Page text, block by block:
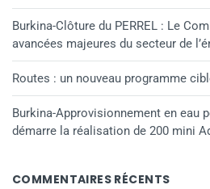
Burkina-Clôture du PERREL : Le
avancées majeures du secteur de
Routes : un nouveau programme
Burkina-Approvisionnement en eau
démarre la réalisation de 200 mini
COMMENTAIRES RÉCENTS